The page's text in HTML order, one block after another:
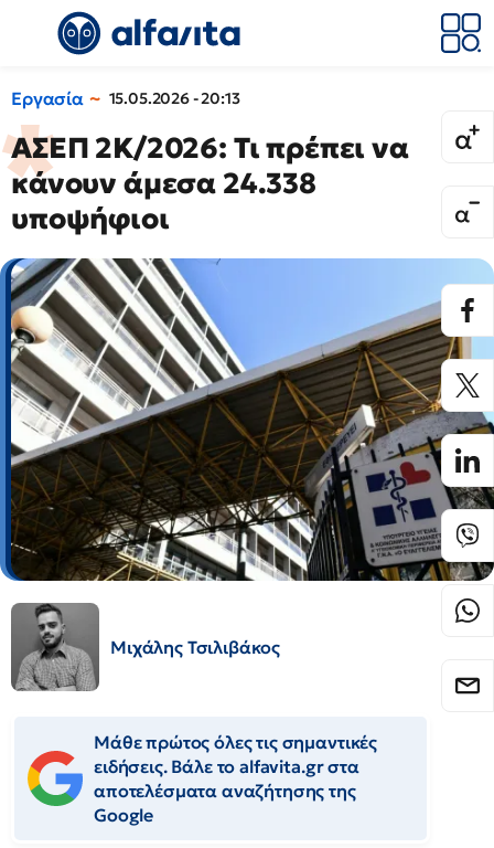
Εργασία 15.05.2026 - 20:13
ΑΣΕΠ 2Κ/2026: Τι πρέπει να
κάνουν άμεσα 24.338
υποψήφιοι
Μιχάλης Τσιλιβάκος
Μάθε πρώτος όλες τις σημαντικές
ειδήσεις. Βάλε το alfavita.gr στα
αποτελέσματα αναζήτησης της
Google